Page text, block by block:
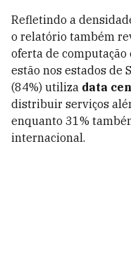
Refletindo a
o relatório também
oferta de computação
estão nos estados de
(84%) utiliza data
distribuir serviços
enquanto 31%
internacional.